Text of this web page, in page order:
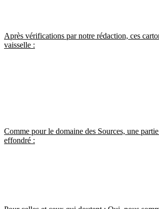
Après vérifications par notre rédaction, ces
vaisselle :
Comme pour le domaine des Sources, une
effondré :